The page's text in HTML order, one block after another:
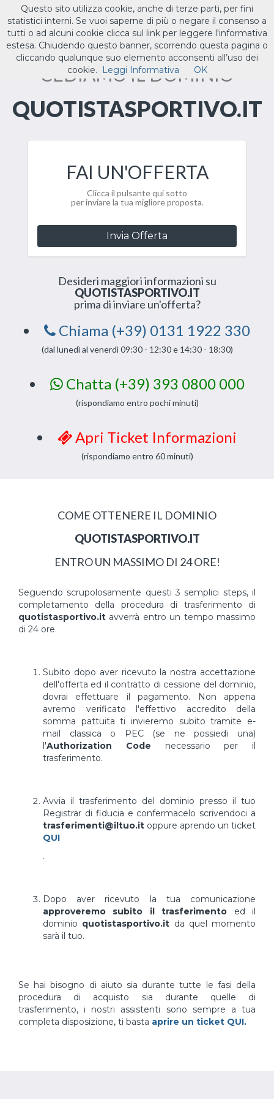
Toggle
ILTUO.IT
CEDIAMO IL DOMINIO
QUOTISTASPORTIVO.IT
FAI UN'OFFERTA
Clicca il pulsante qui sotto
per inviare la tua migliore proposta.
Invia Offerta
Desideri maggiori informazioni su
QUOTISTASPORTIVO.IT
prima di inviare un'offerta?
Chiama (+39) 0131 1922 330
(dal lunedì al venerdì 09:30 - 12:30 e 14:30 - 18:30)
Chatta (+39) 393 0800 000
(rispondiamo entro pochi minuti)
Apri Ticket Informazioni
(rispondiamo entro 60 minuti)
COME OTTENERE IL DOMINIO
QUOTISTASPORTIVO.IT
ENTRO UN MASSIMO DI 24 ORE!
Seguendo scrupolosamente questi 3 semplici steps, il
completamento della procedura di trasferimento di
quotistasportivo.it avverrà entro un tempo massimo
di 24 ore.
Subito dopo aver ricevuto la nostra accettazione
dell'offerta ed il contratto di cessione del dominio,
dovrai effettuare il pagamento. Non appena
avremo verificato l'effettivo accredito della
somma pattuita ti invieremo subito tramite e-
mail classica o PEC (se ne possiedi una)
l'Authorization Code necessario per il
trasferimento.
Avvia il trasferimento del dominio presso il tuo
Registrar di fiducia e confermacelo scrivendoci a
trasferimenti@iltuo.it oppure aprendo un ticket
QUI
.
Dopo aver ricevuto la tua comunicazione
approveremo subito il trasferimento ed il
dominio quotistasportivo.it da quel momento
sarà il tuo.
Se hai bisogno di aiuto sia durante tutte le fasi della
procedura di acquisto sia durante quelle di
trasferimento, i nostri assistenti sono sempre a tua
completa disposizione, ti basta aprire un ticket QUI.
Questo sito utilizza cookie, anche di terze parti, per fini
statistici interni. Se vuoi saperne di più o negare il consenso a
tutti o ad alcuni cookie clicca sul link per leggere l'informativa
estesa. Chiudendo questo banner, scorrendo questa pagina o
cliccando qualunque suo elemento acconsenti all’uso dei
cookie.
Leggi Informativa OK